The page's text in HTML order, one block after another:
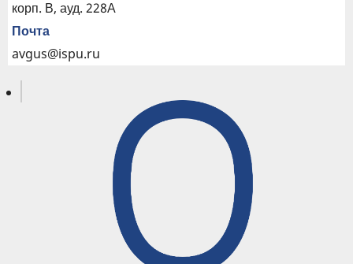
корп. В, ауд. 228А
Почта
avgus@ispu.ru